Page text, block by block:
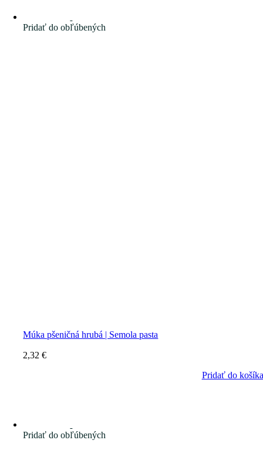
Pridať do obľúbených
Múka pšeničná hrubá | Semola pasta
2,32€
Pridať do košíka
Pridať do obľúbených